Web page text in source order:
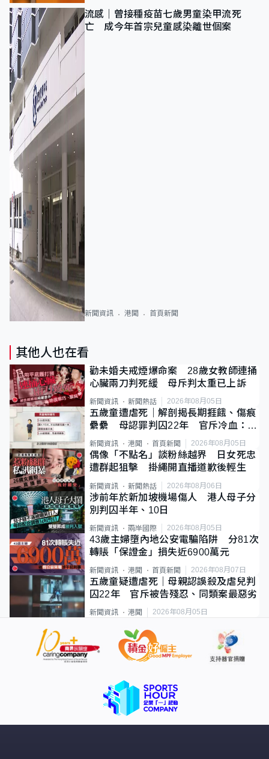
流感｜曾接種疫苗七歲男童染甲流死
亡 成今年首宗兒童感染離世個案
新聞資訊 港聞 首頁新聞
其他人也在看
勸未婚夫戒煙爆命案 28歲女教師連捅
心臟兩刀判死緩 母斥判太重已上訴
新聞資訊 新聞熱話 2026年08月05日
五歲童遭虐死｜解剖揭長期捱餓、傷痕
纍纍 母認罪判囚22年 官斥冷血：同
類案最惡劣
新聞資訊 港聞 首頁新聞 2026年08月05日
偶像「不點名」談粉絲越界 日女死忠
遭群起狙擊 掛繩開直播道歉後輕生
新聞資訊 新聞熱話 2026年08月06日
涉前年於新加坡機場傷人 港人母子分
別判囚半年、10日
新聞資訊 兩岸國際 2026年08月05日
43歲主婦墮內地公安電騙陷阱 分81次
轉賬「保證金」損失近6900萬元
新聞資訊 港聞 首頁新聞 2026年08月07日
五歲童疑遭虐死｜母親認誤殺及虐兒判
囚22年 官斥被告殘忍、同類案最惡劣
新聞資訊 港聞 2026年08月05日